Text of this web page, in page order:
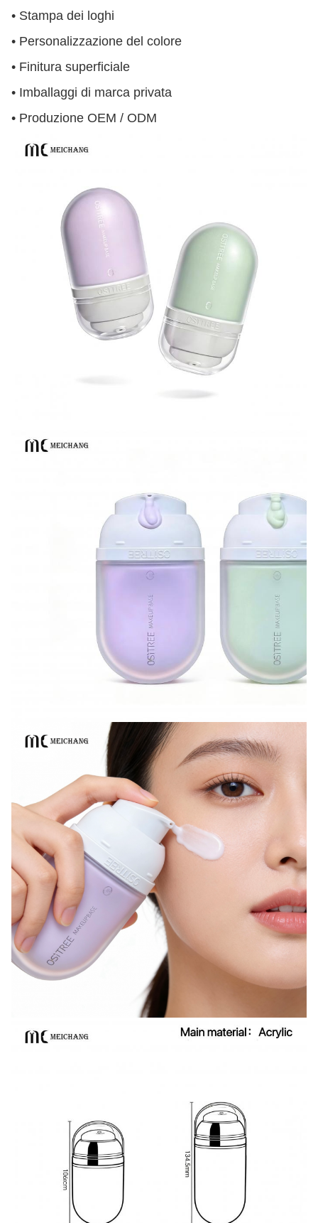
• Stampa dei loghi
• Personalizzazione del colore
• Finitura superficiale
• Imballaggi di marca privata
• Produzione OEM / ODM